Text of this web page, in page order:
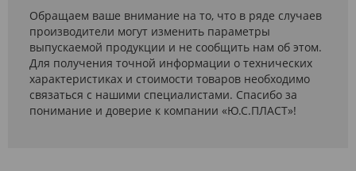
Обращаем ваше внимание на то, что в ряде случаев
производители могут изменить параметры
выпускаемой продукции и не сообщить нам об этом.
Для получения точной информации о технических
характеристиках и стоимости товаров необходимо
связаться с нашими специалистами. Спасибо за
понимание и доверие к компании «Ю.С.ПЛАСТ»!